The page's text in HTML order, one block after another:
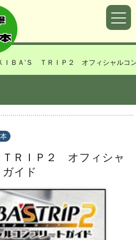
ＩＢＡ’Ｓ ＴＲＩＰ２ オフィシャルコ
ＴＲＩＰ２ オフィシャ
イド